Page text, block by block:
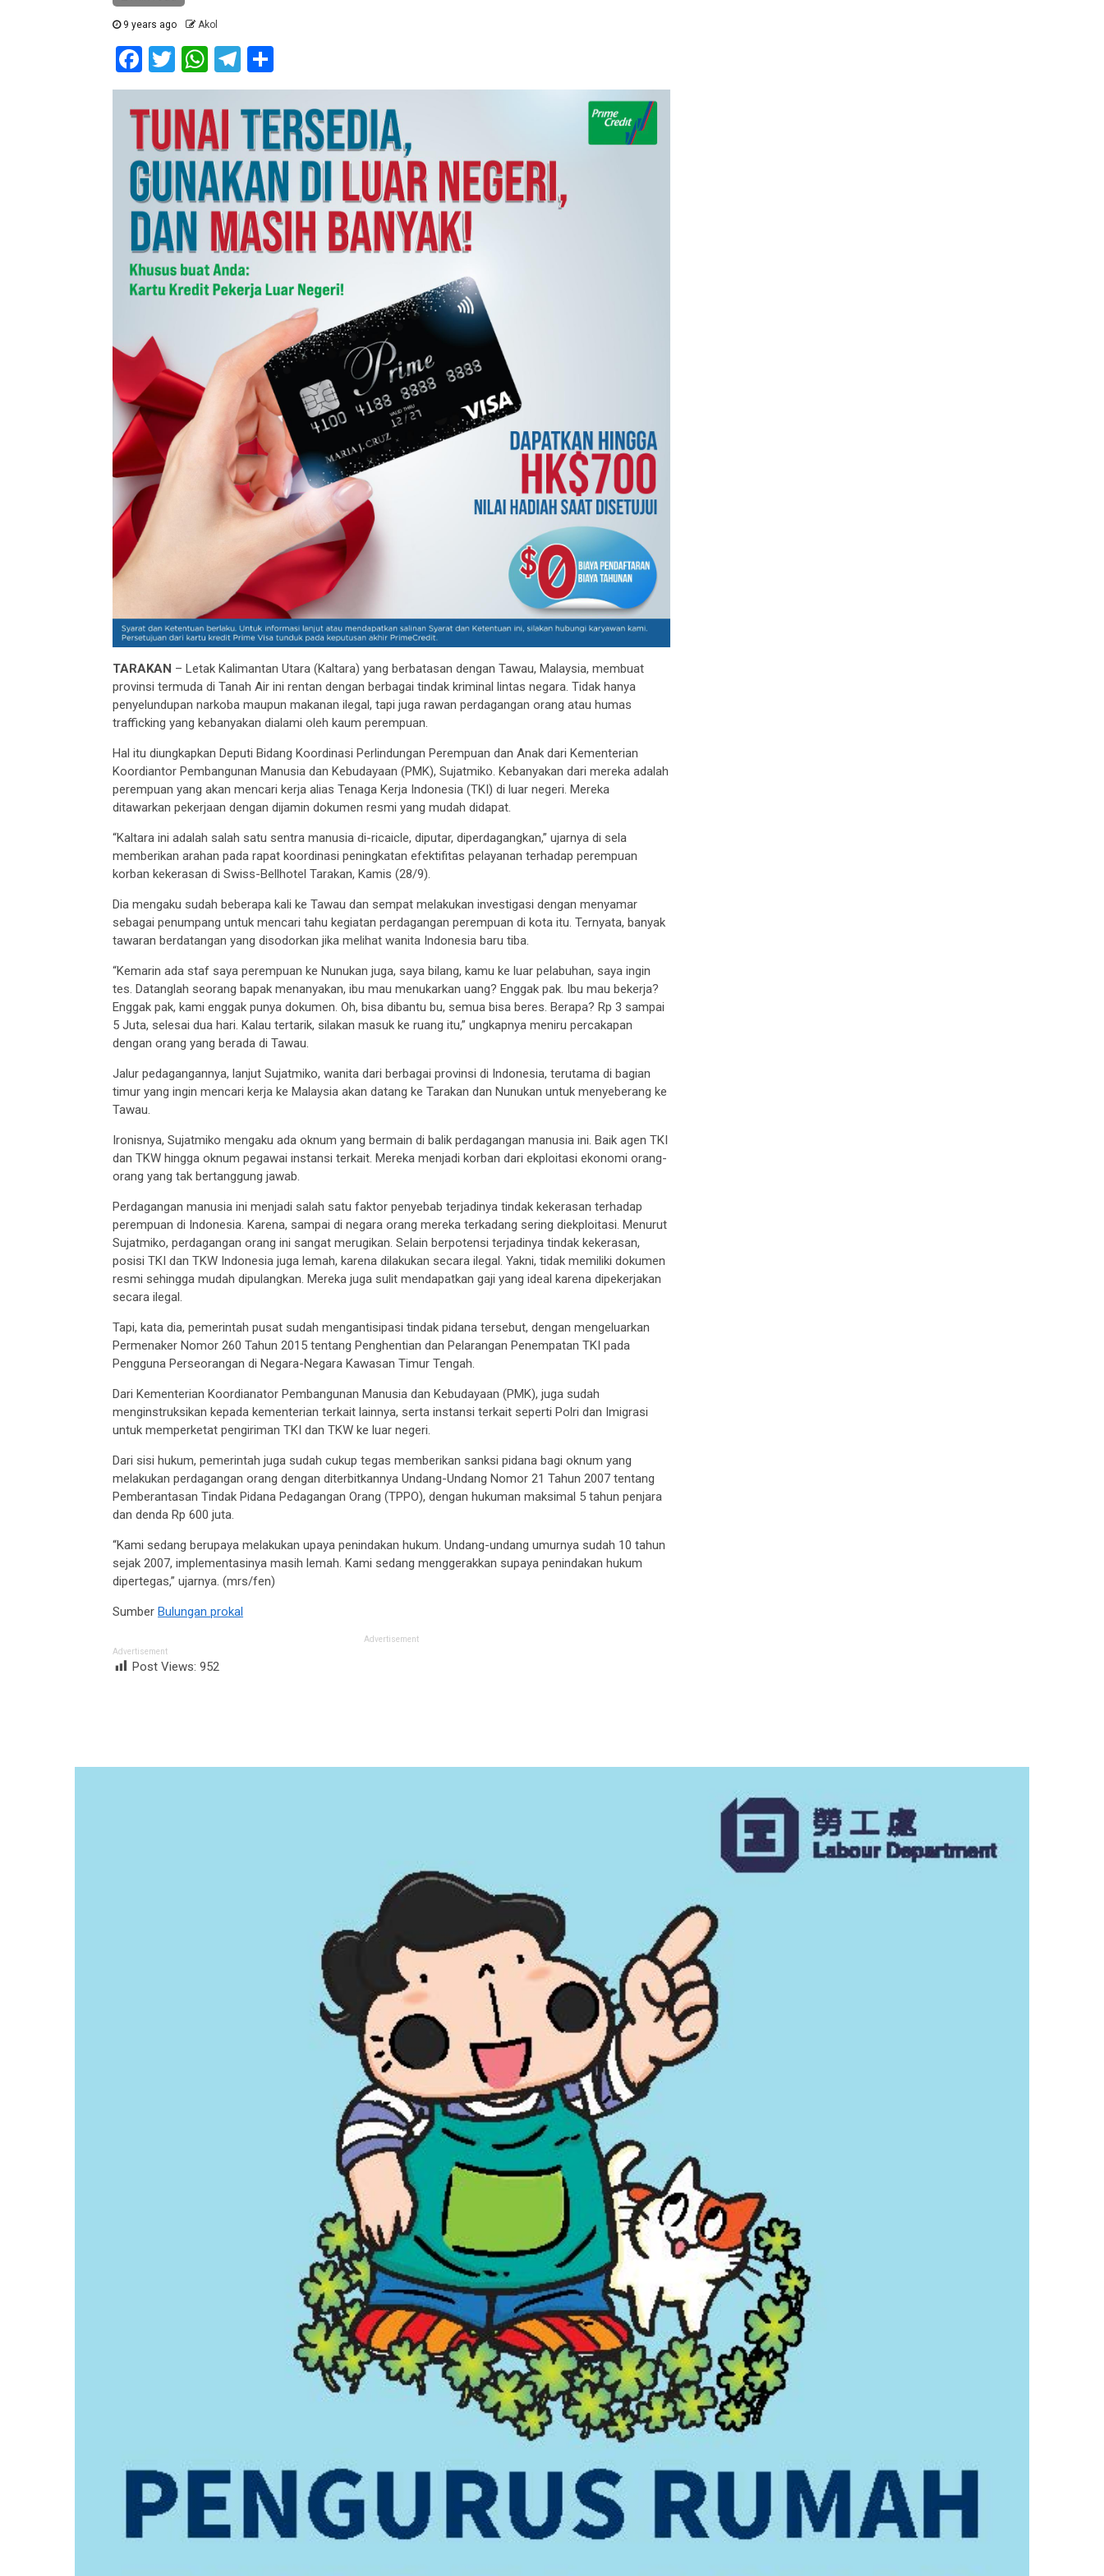
9 years ago Akol
Facebook
Twitter
WhatsApp
Telegram
TARAKAN – Letak Kalimantan Utara (Kaltara) yang berbatasan dengan Tawau, Malaysia, membuat
provinsi termuda di Tanah Air ini rentan dengan berbagai tindak kriminal lintas negara. Tidak hanya
penyelundupan narkoba maupun makanan ilegal, tapi juga rawan perdagangan orang atau humas
trafficking yang kebanyakan dialami oleh kaum perempuan.
Hal itu diungkapkan Deputi Bidang Koordinasi Perlindungan Perempuan dan Anak dari Kementerian
Koordiantor Pembangunan Manusia dan Kebudayaan (PMK), Sujatmiko. Kebanyakan dari mereka adalah
perempuan yang akan mencari kerja alias Tenaga Kerja Indonesia (TKI) di luar negeri. Mereka
ditawarkan pekerjaan dengan dijamin dokumen resmi yang mudah didapat.
“Kaltara ini adalah salah satu sentra manusia di-ricaicle, diputar, diperdagangkan,” ujarnya di sela
memberikan arahan pada rapat koordinasi peningkatan efektifitas pelayanan terhadap perempuan
korban kekerasan di Swiss-Bellhotel Tarakan, Kamis (28/9).
Dia mengaku sudah beberapa kali ke Tawau dan sempat melakukan investigasi dengan menyamar
sebagai penumpang untuk mencari tahu kegiatan perdagangan perempuan di kota itu. Ternyata, banyak
tawaran berdatangan yang disodorkan jika melihat wanita Indonesia baru tiba.
“Kemarin ada staf saya perempuan ke Nunukan juga, saya bilang, kamu ke luar pelabuhan, saya ingin
tes. Datanglah seorang bapak menanyakan, ibu mau menukarkan uang? Enggak pak. Ibu mau bekerja?
Enggak pak, kami enggak punya dokumen. Oh, bisa dibantu bu, semua bisa beres. Berapa? Rp 3 sampai
5 Juta, selesai dua hari. Kalau tertarik, silakan masuk ke ruang itu,” ungkapnya meniru percakapan
dengan orang yang berada di Tawau.
Jalur pedagangannya, lanjut Sujatmiko, wanita dari berbagai provinsi di Indonesia, terutama di bagian
timur yang ingin mencari kerja ke Malaysia akan datang ke Tarakan dan Nunukan untuk menyeberang ke
Tawau.
Ironisnya, Sujatmiko mengaku ada oknum yang bermain di balik perdagangan manusia ini. Baik agen TKI
dan TKW hingga oknum pegawai instansi terkait. Mereka menjadi korban dari ekploitasi ekonomi orang-
orang yang tak bertanggung jawab.
Perdagangan manusia ini menjadi salah satu faktor penyebab terjadinya tindak kekerasan terhadap
perempuan di Indonesia. Karena, sampai di negara orang mereka terkadang sering diekploitasi. Menurut
Sujatmiko, perdagangan orang ini sangat merugikan. Selain berpotensi terjadinya tindak kekerasan,
posisi TKI dan TKW Indonesia juga lemah, karena dilakukan secara ilegal. Yakni, tidak memiliki dokumen
resmi sehingga mudah dipulangkan. Mereka juga sulit mendapatkan gaji yang ideal karena dipekerjakan
secara ilegal.
Tapi, kata dia, pemerintah pusat sudah mengantisipasi tindak pidana tersebut, dengan mengeluarkan
Permenaker Nomor 260 Tahun 2015 tentang Penghentian dan Pelarangan Penempatan TKI pada
Pengguna Perseorangan di Negara-Negara Kawasan Timur Tengah.
Dari Kementerian Koordianator Pembangunan Manusia dan Kebudayaan (PMK), juga sudah
menginstruksikan kepada kementerian terkait lainnya, serta instansi terkait seperti Polri dan Imigrasi
untuk memperketat pengiriman TKI dan TKW ke luar negeri.
Dari sisi hukum, pemerintah juga sudah cukup tegas memberikan sanksi pidana bagi oknum yang
melakukan perdagangan orang dengan diterbitkannya Undang-Undang Nomor 21 Tahun 2007 tentang
Pemberantasan Tindak Pidana Pedagangan Orang (TPPO), dengan hukuman maksimal 5 tahun penjara
dan denda Rp 600 juta.
“Kami sedang berupaya melakukan upaya penindakan hukum. Undang-undang umurnya sudah 10 tahun
sejak 2007, implementasinya masih lemah. Kami sedang menggerakkan supaya penindakan hukum
dipertegas,” ujarnya. (mrs/fen)
Sumber Bulungan prokal
Advertisement
Advertisement
Post Views:952